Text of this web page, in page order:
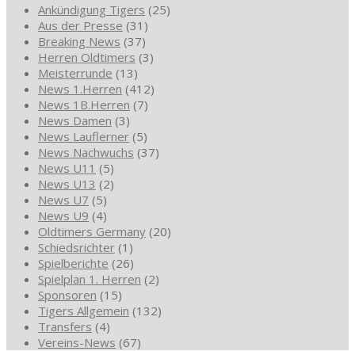
Ankündigung Tigers (25)
Aus der Presse (31)
Breaking News (37)
Herren Oldtimers (3)
Meisterrunde (13)
News 1.Herren (412)
News 1B.Herren (7)
News Damen (3)
News Lauflerner (5)
News Nachwuchs (37)
News U11 (5)
News U13 (2)
News U7 (5)
News U9 (4)
Oldtimers Germany (20)
Schiedsrichter (1)
Spielberichte (26)
Spielplan 1. Herren (2)
Sponsoren (15)
Tigers Allgemein (132)
Transfers (4)
Vereins-News (67)